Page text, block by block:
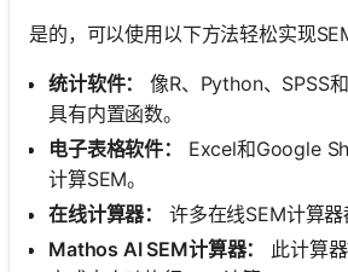
是的，可以使用以下方法轻松实现
统计软件：
像R、Python、SPSS
具有内置函数。
电子表格软件：
Excel和Google
计算SEM。
在线计算器：
许多在线SEM计算器
Mathos AI SEM计算器：
此计算